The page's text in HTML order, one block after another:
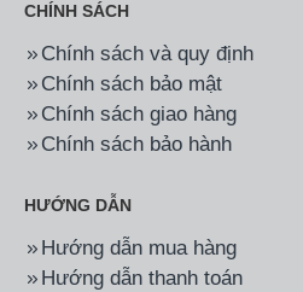
CHÍNH SÁCH
Chính sách và quy định
Chính sách bảo mật
Chính sách giao hàng
Chính sách bảo hành
HƯỚNG DẪN
Hướng dẫn mua hàng
Hướng dẫn thanh toán